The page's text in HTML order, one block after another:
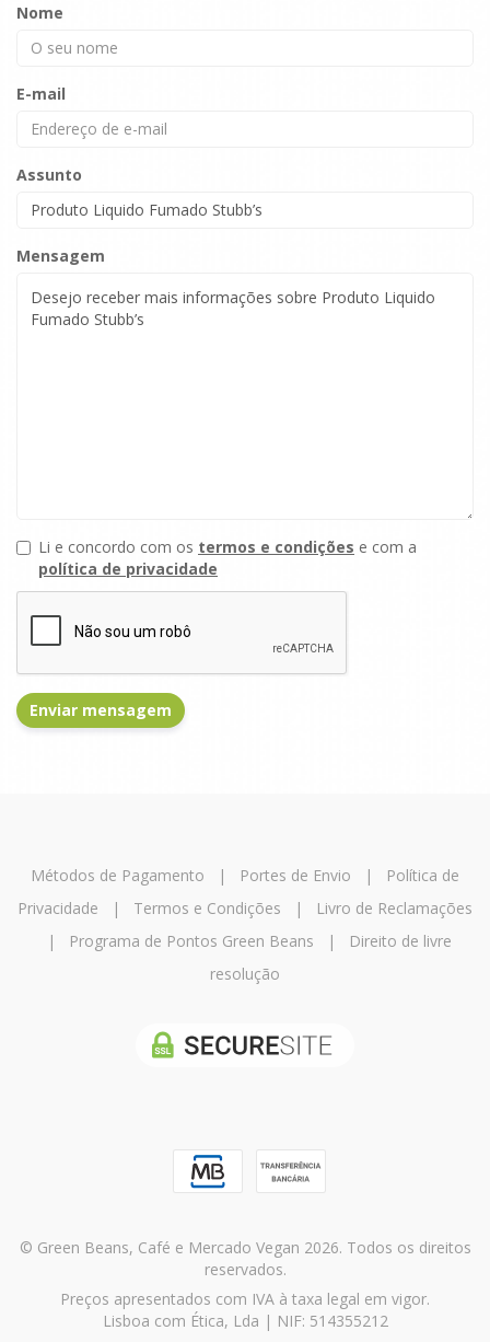
Nome
E-mail
Assunto
Mensagem
Li e concordo com os termos e condições e com a
política de privacidade
Enviar mensagem
Métodos de Pagamento | Portes de Envio |
Política de
Privacidade | Termos e Condições |
Livro de Reclamações
|
Programa de Pontos Green Beans |
Direito de livre
resolução
© Green Beans, Café e Mercado Vegan 2026. Todos os direitos
reservados.
Preços apresentados com IVA à taxa legal em vigor.
Lisboa com Ética, Lda | NIF: 514355212